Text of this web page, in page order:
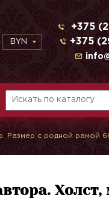
BYN
+375
+375
Размер с родной рамой
Холст,